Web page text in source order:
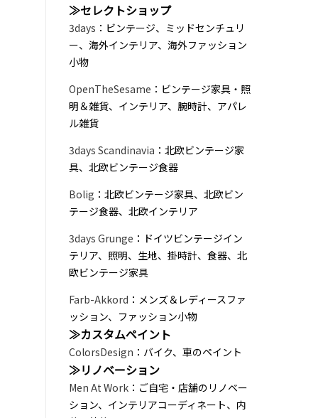
≫セレクトショップ
3days ：ビンテージ、ミッドセンチュリ
ー、海外インテリア、海外ファッション
小物
OpenTheSesame ：ビンテージ家具・照
明＆雑貨、インテリア、腕時計、アパレ
ル雑貨
3days Scandinavia ：北欧ビンテージ家
具、北欧ビンテージ食器
Bolig ：北欧ビンテージ家具、北欧ビン
テージ食器、北欧インテリア
3days Grunge ：ドイツビンテージイン
テリア、照明、生地、掛時計、食器、北
欧ビンテージ家具
Farb-Akkord ：メンズ＆レディースファ
ッション、ファッション小物
≫カスタムペイント
ColorsDesign ：バイク、車のペイント
≫リノベーション
Men At Work ：ご自宅・店舗のリノベー
ション、インテリアコーディネート、内